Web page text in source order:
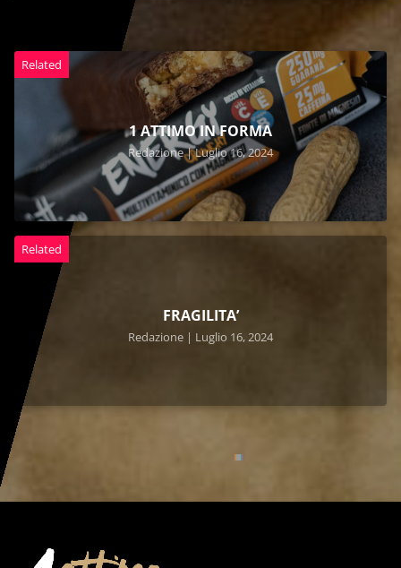
Related
1 ATTIMO IN FORMA
Redazione | Luglio 16, 2024
Related
FRAGILITA’
Redazione | Luglio 16, 2024